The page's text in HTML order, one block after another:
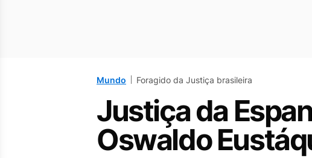
Mundo Foragido da Justiça brasileira
Justiça da
Oswaldo